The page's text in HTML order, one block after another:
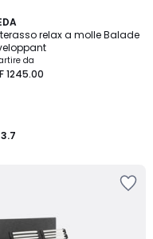
relax a molle Balade
da
1245.00
3.7